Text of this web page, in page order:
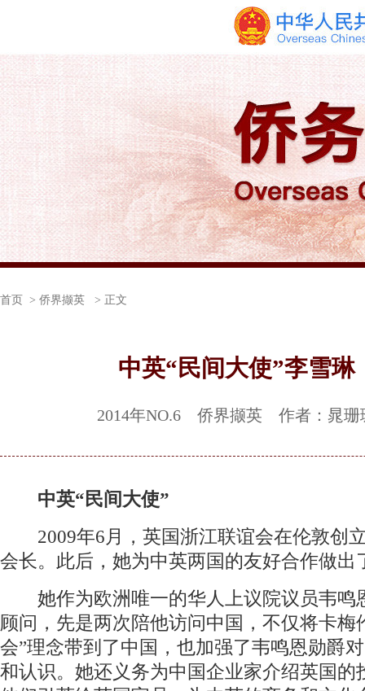
首页 > 侨界撷英 > 正文
中英“民间大使”李雪琳
2014年NO.6 侨界撷英 作者：晁珊
中英“民间大使”
2009年6月，英国浙江联谊会在伦敦创
会长。此后，她为中英两国的友好合作做出
她作为欧洲唯一的华人上议院议员韦鸣
顾问，先是两次陪他访问中国，不仅将卡梅
会”理念带到了中国，也加强了韦鸣恩勋爵
和认识。她还义务为中国企业家介绍英国的